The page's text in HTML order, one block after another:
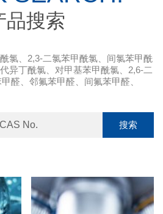
品搜索
氯 2,3-二氯苯甲酰氯
间氯苯甲酰
异丁酰氯、 对甲基苯甲酰氯、 2,6-二
甲醛 邻氟苯甲醛 间氟苯甲醛